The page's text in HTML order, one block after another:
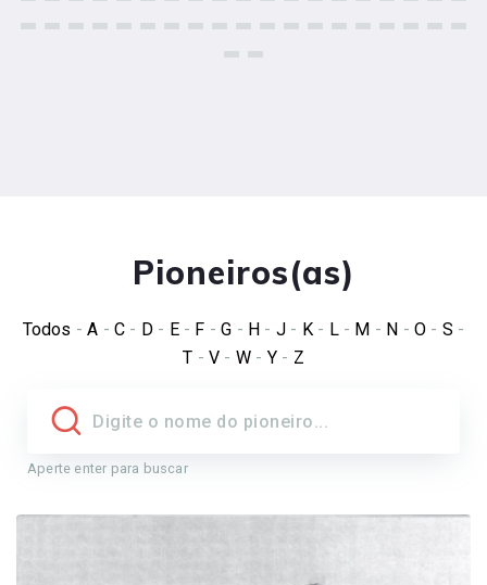
Pioneiros(as)
Todos -A -C - D - E- F -G - H - J - K- L- M - N - O - S -
T -V - W - Y- Z
Aperte enter para buscar